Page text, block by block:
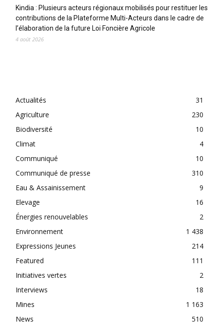
Kindia : Plusieurs acteurs régionaux mobilisés pour restituer les
contributions de la Plateforme Multi-Acteurs dans le cadre de
l’élaboration de la future Loi Foncière Agricole
4 août 2026
Actualités
31
Agriculture
230
Biodiversité
10
Climat
4
Communiqué
10
Communiqué de presse
310
Eau & Assainissement
9
Elevage
16
Énergies renouvelables
2
Environnement
1 438
Expressions Jeunes
214
Featured
111
Initiatives vertes
2
Interviews
18
Mines
1 163
News
510